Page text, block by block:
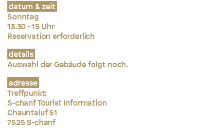
datum & zeit
Sonntag
13.30 - 15 Uhr
Reservation erforderlich
details
Auswahl der Gebäude folgt noch.
adresse
Treffpunkt:
S-chanf Tourist Information
Chauntaluf 51
7525 S-chanf